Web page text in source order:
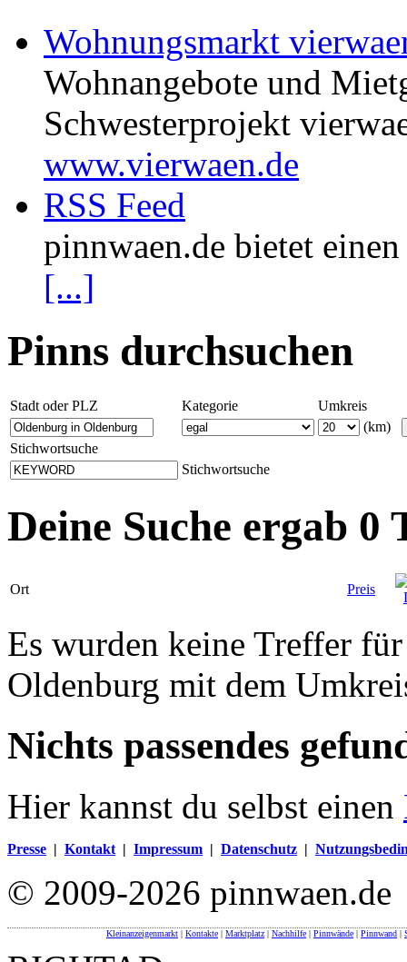
Wohnungsmarkt
Wohnangebote und
Schwesterprojekt
www.vierwaen.de
RSS Feed
pinnwaen.de bietet
[...]
Pinns durchsuchen
Stadt oder PLZ Kategorie
Umkreis
(km)
Stichwortsuche
Stichwortsuche
Deine Suche ergab 0
Ort Preis
Es wurden keine Treffer
Oldenburg mit dem
Nichts passendes
Hier kannst du selbst einen
Presse | Kontakt | Impressum | Datenschutz |
© 2009-2026 pinnwaen.de
Kleinanzeigenmarkt | Kontakte | Marktplatz | Nachhilfe | Pinnwände | Pinnwand |